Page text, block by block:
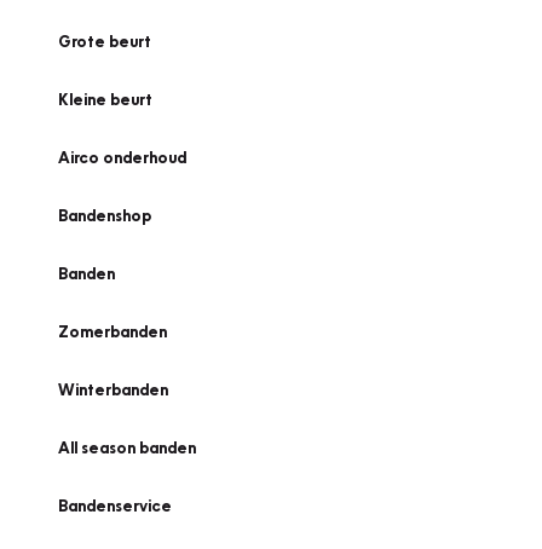
Grote beurt
Kleine beurt
Airco onderhoud
Bandenshop
Banden
Zomerbanden
Winterbanden
All season banden
Bandenservice